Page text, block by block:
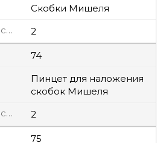
Скобки Мишеля
2
Требуемое количество, шт
74
Пинцет для наложения
скобок Мишеля
2
Требуемое количество, шт
75